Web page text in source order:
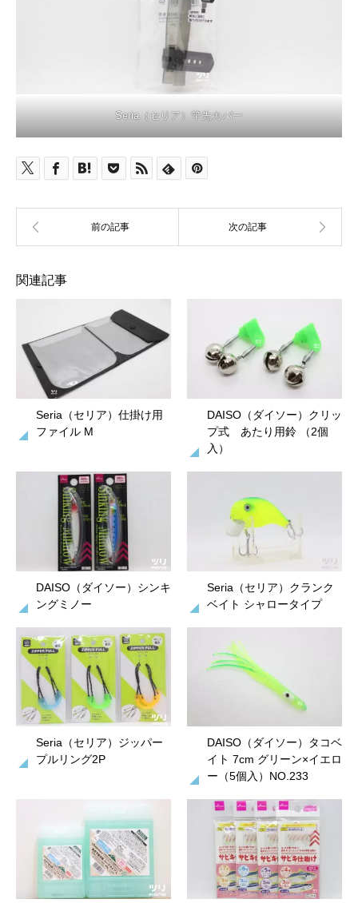
Seria（セリア）竿先カバー
関連記事
Seria（セリア）仕掛け用
ファイル M
DAISO（ダイソー）クリッ
プ式 あたり用鈴 （2個
入）
DAISO（ダイソー）シンキ
ングミノー
Seria（セリア）クランク
ベイト シャロータイプ
Seria（セリア）ジッパー
プルリング2P
DAISO（ダイソー）タコベ
イト 7cm グリーン×イエロ
ー（5個入）NO.233